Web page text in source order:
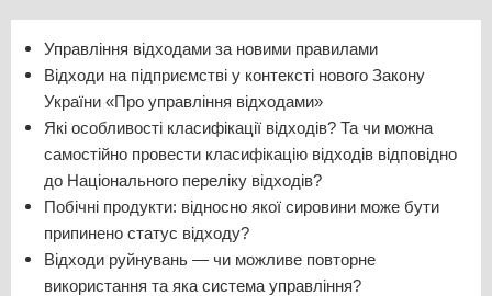
Управління відходами за новими правилами
Відходи на підприємстві у контексті нового Закону
України «Про управління відходами»
Які особливості класифікації відходів? Та чи можна
самостійно провести класифікацію відходів відповідно
до Національного переліку відходів?
Побічні продукти: відносно якої сировини може бути
припинено статус відходу?
Відходи руйнувань — чи можливе повторне
використання та яка система управління?